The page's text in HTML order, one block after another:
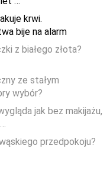
krwi.
bije na alarm
z białego złota?
ze stałym
wybór?
jak bez makijażu,
przedpokoju?